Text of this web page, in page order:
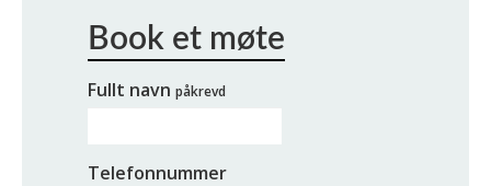
Fullt navn påkrevd
Telefonnummer